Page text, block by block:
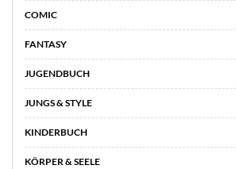
COMIC
FANTASY
JUGENDBUCH
JUNGS & STYLE
KINDERBUCH
KÖRPER & SEELE